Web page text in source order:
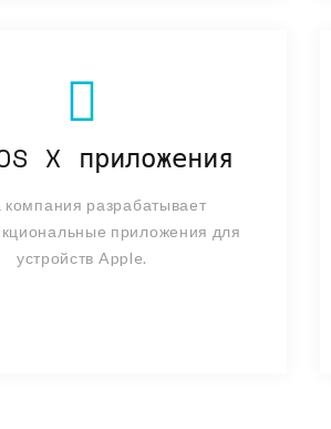
X приложения
разрабатывает
приложения для
устройств Apple.